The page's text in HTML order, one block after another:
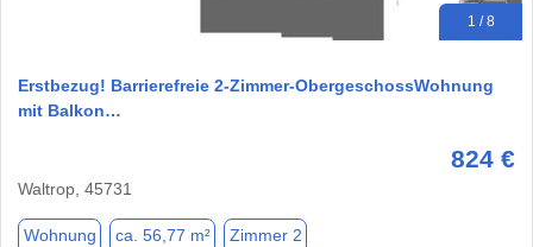
1 / 8
Erstbezug! Barrierefreie 2-Zimmer-ObergeschossWohnung
mit Balkon…
824 €
Waltrop, 45731
Wohnung ca. 56,77 m² Zimmer 2